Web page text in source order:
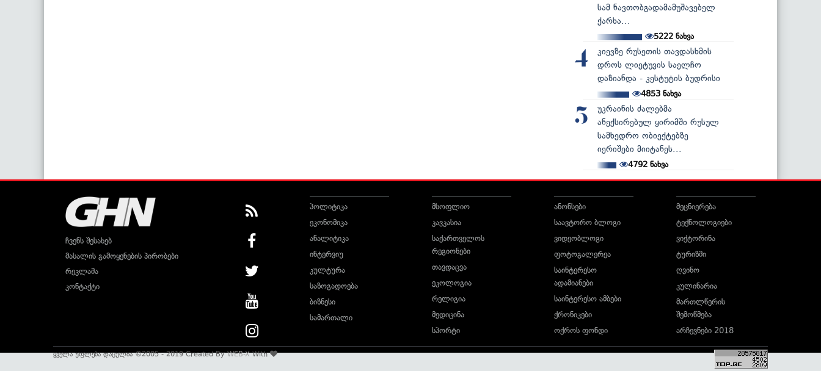
სამ ნავთობგადამამუშავებელ
ქარხა...
5222ნახვა
4
კიევზე რუსეთის თავდასხმის
დროს ლიეტუვის საელჩო
დაზიანდა - კესტუტის ბუდრისი
4853ნახვა
5
უკრაინის ძალებმა
ანექსირებულ ყირიმში რუსულ
სამხედრო ობიექტებზე
იერიშები მიიტანეს...
4792 ნახვა
ჩვენს შესახებ
მასალის გამოყენების პირობები
რეკლამა
კონტაქტი
პოლიტიკა
ეკონომიკა
ანალიტიკა
ინტერვიუ
კულტურა
საზოგადოება
ბიზნესი
სამართალი
მსოფლიო
კავკასია
საქართველოს
რეგიონები
თავდაცვა
ეკოლოგია
რელიგია
მედიცინა
სპორტი
ანონსები
საავტორო ბლოგი
ვიდეობლოგი
ფოტოგალერეა
საინტერესო
ადამიანები
საინტერესო ამბები
ქრონიკები
ოქროს ფონდი
მეცნიერება
ტექნოლოგიები
ვიქტორინა
ტურიზმი
ღვინო
კულინარია
მართლწერის
შემოწმება
არჩევნები 2018
ყველა უფლება დაცულია ©2005 - 2019 Created ByWEB-XWith